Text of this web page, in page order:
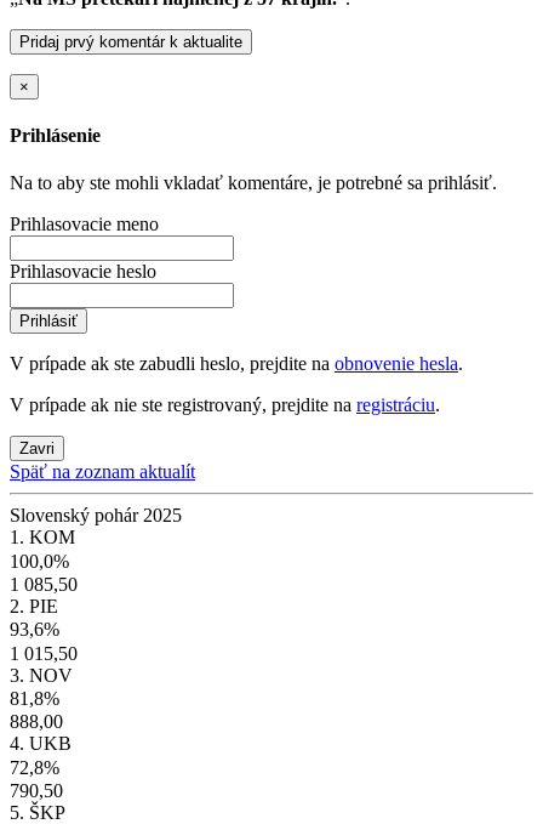
Pridaj prvý komentár k aktualite
×
Prihlásenie
Na to aby ste mohli vkladať komentáre, je potrebné sa prihlásiť.
Prihlasovacie meno
Prihlasovacie heslo
Prihlásiť
V prípade ak ste zabudli heslo, prejdite na obnovenie hesla.
V prípade ak nie ste registrovaný, prejdite na registráciu.
Zavri
Späť na zoznam aktualít
Slovenský pohár 2025
1. KOM
100,0%
1 085,50
2. PIE
93,6%
1 015,50
3. NOV
81,8%
888,00
4. UKB
72,8%
790,50
5. ŠKP